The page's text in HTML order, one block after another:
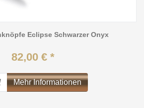
Eclipse Schwarzer Onyx
82,00 € *
Mehr Informationen